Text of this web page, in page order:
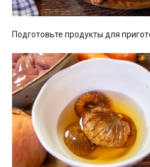
Подготовьте продукты для